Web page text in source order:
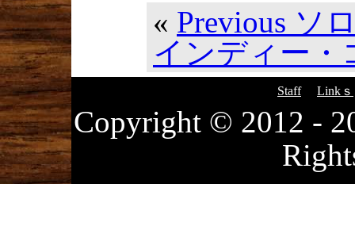
« Previous ソ
インディー・
Staff Linkｓ
Copyright © 2012 -